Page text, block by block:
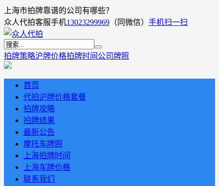
上海市拍牌靠谱的公司有哪些？
众人代拍客服手机13023299969 （同微信） 手机扫一扫
拍牌策略沪牌价格拍牌时间 公司牌照
首页
代拍沪牌价格套餐
拍牌攻略
拍牌结果
最新公告
摩托车牌照
上海拍牌时间
上海车牌价格
联系我们